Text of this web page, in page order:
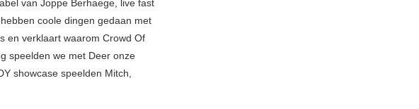
van Joppe Berhaege, live fast
coole dingen gedaan met
en verklaart waarom Crowd Of
speelden we met Deer onze
showcase speelden Mitch,